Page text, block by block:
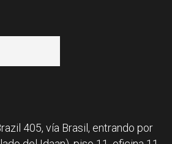
405, vía Brasil, entrando por